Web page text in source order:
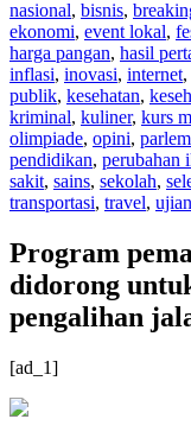
nasional, bisnis,
ekonomi, event lokal,
harga pangan, hasil
inflasi, inovasi, internet,
publik, kesehatan,
kriminal, kuliner, kurs
olimpiade, opini,
pendidikan, perubahan
sakit, sains, sekolah,
transportasi, travel,
Program
didorong
pengalihan
[ad_1]